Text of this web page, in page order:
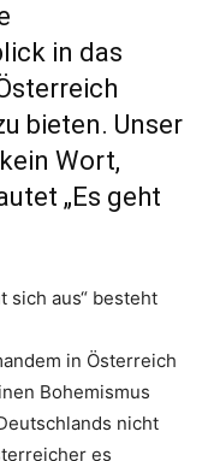
in das
bieten. Unser
Wort,
„Es geht
sich aus“ besteht
in Österreich
Bohemismus
nicht
es